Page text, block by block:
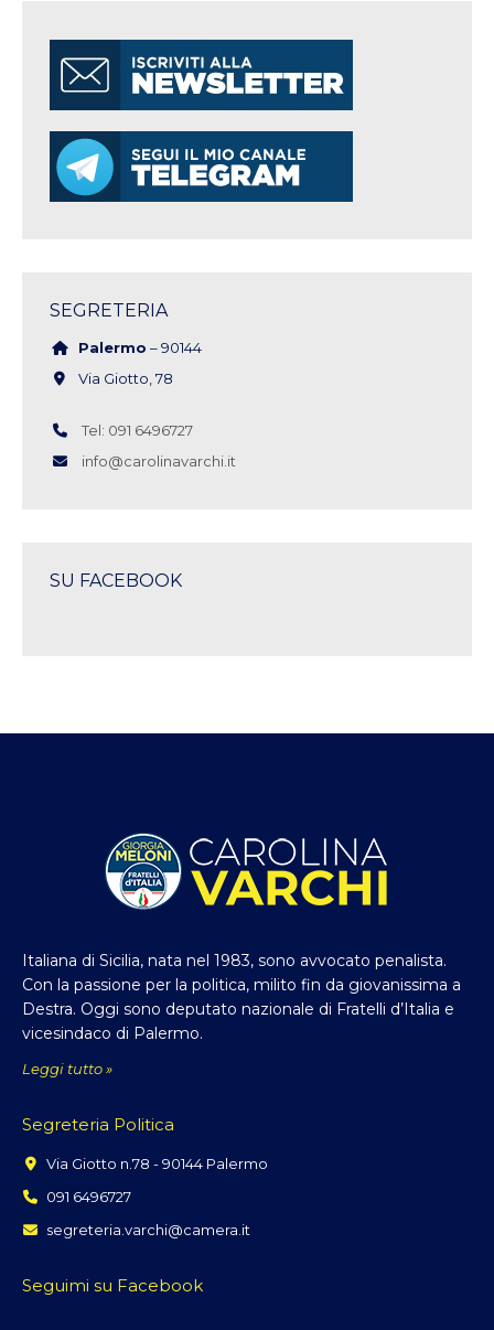
SEGRETERIA
Palermo – 90144
Via Giotto, 78
Tel: 091 6496727
info@carolinavarchi.it
SU FACEBOOK
Italiana di Sicilia, nata nel 1983, sono avvocato penalista.
Con la passione per la politica, milito fin da giovanissima a
Destra. Oggi sono deputato nazionale di Fratelli d’Italia e
vicesindaco di Palermo.
Leggi tutto »
Segreteria Politica
Via Giotto n.78 - 90144 Palermo
091 6496727
segreteria.varchi@camera.it
Seguimi su Facebook